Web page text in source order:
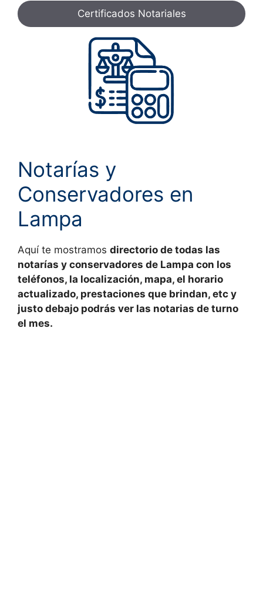
Certificados Notariales
Notarías y
Conservadores en
Lampa
Aquí te mostramos directorio de todas las
notarías y conservadores de Lampa con los
teléfonos, la localización, mapa, el horario
actualizado, prestaciones que brindan, etc y
justo debajo podrás ver las notarias de turno
el mes.